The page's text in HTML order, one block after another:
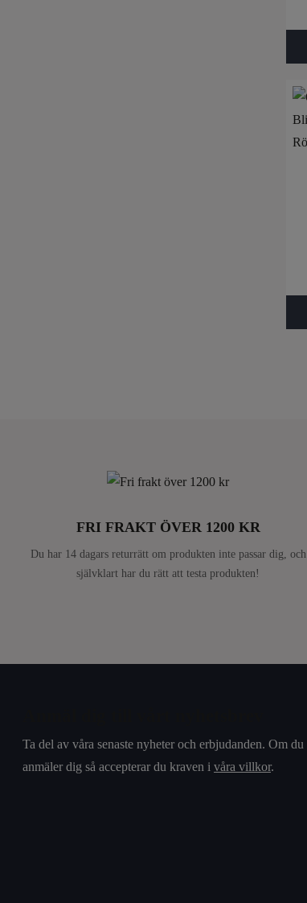
FRI FRAKT ÖVER 1200 KR
Du har 14 dagars returrätt om produkten inte passar dig, och
självklart har du rätt att testa produkten!
Ta del av våra senaste nyheter och erbjudanden. Om du
anmäler dig så accepterar du kraven i våra villkor.